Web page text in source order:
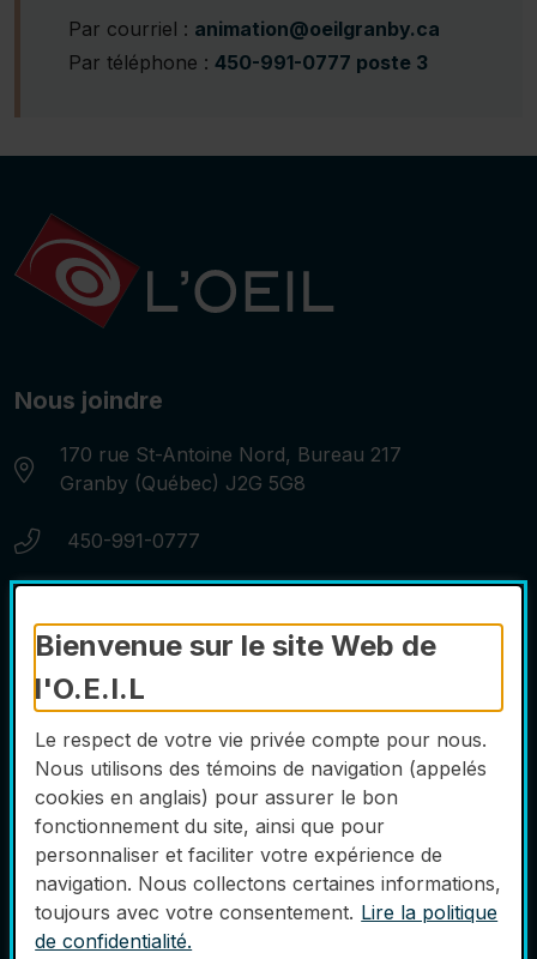
Bienvenue sur le site Web de
l'O.E.I.L
Le respect de votre vie privée compte pour nous.
Nous utilisons des témoins de navigation (appelés
cookies en anglais) pour assurer le bon
fonctionnement du site, ainsi que pour
personnaliser et faciliter votre expérience de
navigation. Nous collectons certaines informations,
toujours avec votre consentement. Lire la politique
de confidentialité.
Par courriel : animation@oeilgranby.ca
Par téléphone : 450-991-0777 poste 3
Nous joindre
Adresse:
170 rue St-Antoine Nord, Bureau 217
Granby (Québec) J2G 5G8
Numéro de téléphone:
450-991-0777
Liens utiles
Nous joindre
Liens utiles
Politique de confidentialité
Accessibilité
Plan du site